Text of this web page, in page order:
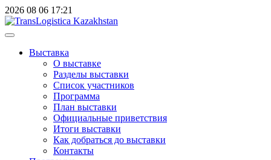
2026 08 06 17:21
Выставка
О выставке
Разделы выставки
Список участников
Программа
План выставки
Официальные приветствия
Итоги выставки
Как добраться до выставки
Контакты